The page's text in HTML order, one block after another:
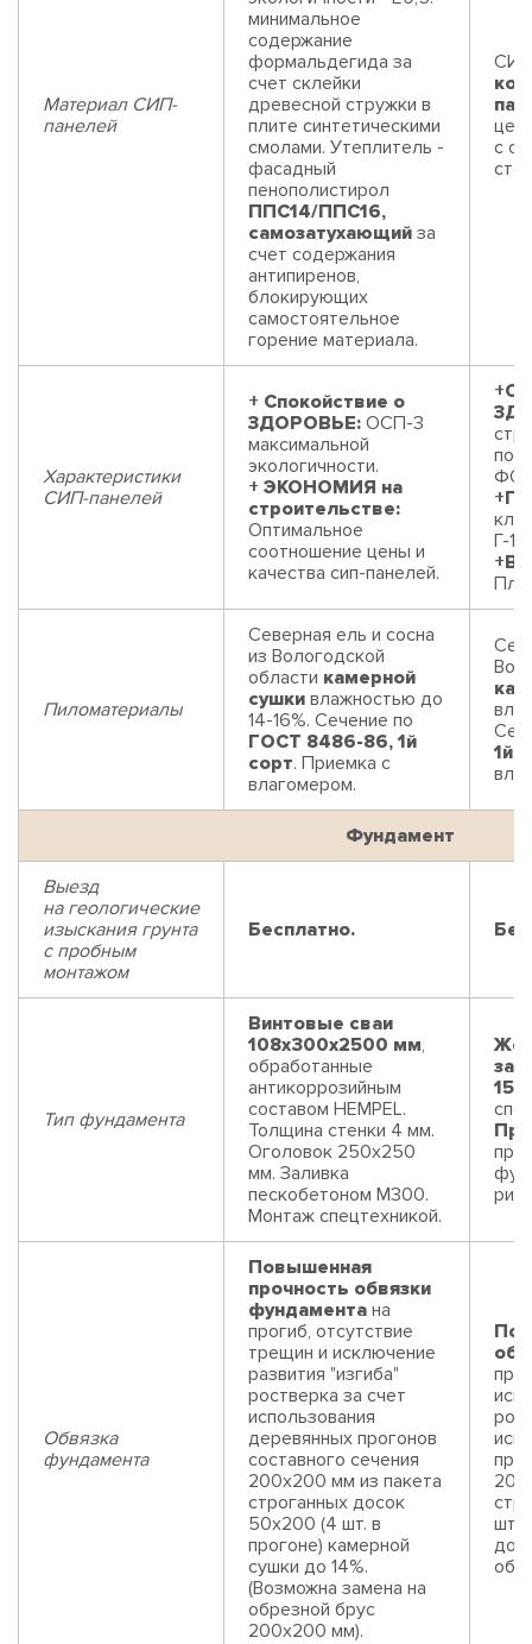
Материал СИП-
панелей
минимальное
содержание
формальдегида за
счет склейки
древесной стружки в
плите синтетическими
смолами. Утеплитель -
фасадный
пенополистирол
ППС14/ППС16,
самозатухающий за
счет содержания
антипиренов,
блокирующих
самостоятельное
горение материала.
с
Характеристики
СИП-панелей
+ Спокойствие о
ЗДОРОВЬЕ: ОСП-3
максимальной
экологичности.
+ ЭКОНОМИЯ на
строительстве:
Оптимальное
соотношение цены и
качества сип-панелей.
Г-1
Пиломатериалы
Северная ель и сосна
из Вологодской
области камерной
сушки влажностью до
14-16%. Сечение по
ГОСТ 8486-86, 1й
сорт. Приемка с
влагомером.
1й
Фундамент
Выезд
на геологические
изыскания грунта
с пробным
монтажом
Бесплатно.
Тип фундамента
Винтовые сваи
108x300x2500 мм,
обработанные
антикоррозийным
составом HEMPEL.
Толщина стенки 4 мм.
Оголовок 250х250
мм. Заливка
пескобетоном М300.
Монтаж спецтехникой.
Обвязка
фундамента
Повышенная
прочность обвязки
фундамента на
прогиб, отсутствие
трещин и исключение
развития "изгиба"
ростверка за счет
использования
деревянных прогонов
составного сечения
200х200 мм из пакета
строганных досок
50х200 (4 шт. в
прогоне) камерной
сушки до 14%.
(Возможна замена на
обрезной брус
200х200 мм).
шт.
до